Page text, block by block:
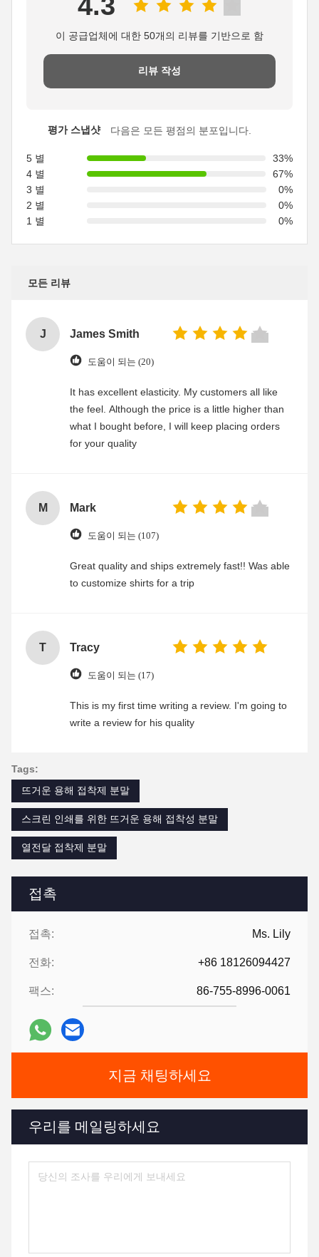
접촉
접촉: Ms. Lily
전화: +86 18126094427
팩스: 86-755-8996-0061
지금 채팅하세요
우리를 메일링하세요
이 공급업체에 대한 50개의 리뷰를 기반으로 함
리뷰 작성
평가 스냅샷 다음은 모든 평점의 분포입니다.
5 별
33%
4 별
67%
3 별
0%
2 별
0%
1 별
0%
모든 리뷰
J James Smith
도움이 되는 (20)
It has excellent elasticity. My customers all like
the feel. Although the price is a little higher than
what I bought before, I will keep placing orders
for your quality
M Mark
도움이 되는 (107)
Great quality and ships extremely fast!! Was able
to customize shirts for a trip
T Tracy
도움이 되는 (17)
This is my first time writing a review. I'm going to
write a review for his quality
Tags:
뜨거운 용해 접착제 분말
스크린 인쇄를 위한 뜨거운 용해 접착성 분말
열전달 접착제 분말